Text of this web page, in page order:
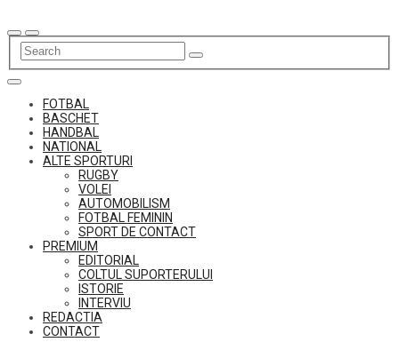
to
content
FOTBAL
BASCHET
HANDBAL
NATIONAL
ALTE SPORTURI
RUGBY
VOLEI
AUTOMOBILISM
FOTBAL FEMININ
SPORT DE CONTACT
PREMIUM
EDITORIAL
COLTUL SUPORTERULUI
ISTORIE
INTERVIU
REDACTIA
CONTACT